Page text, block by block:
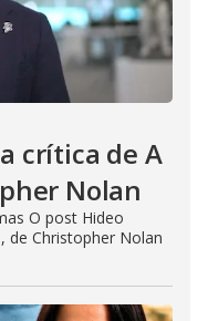
crítica de A
Nolan
O post Hideo
de Christopher Nolan